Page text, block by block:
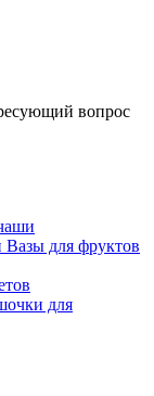
вопрос
Вазы для фруктов
для